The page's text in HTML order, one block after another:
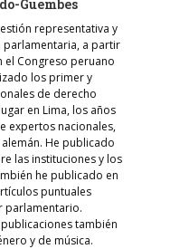
Guembes
representativa y
parlamentaria, a partir
el Congreso peruano
los primer y
de derecho
en Lima, los años
expertos nacionales,
He publicado
las instituciones y los
he publicado en
puntuales
parlamentario.
también
y de música.